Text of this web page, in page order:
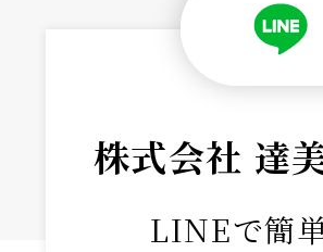
株式会社 達
LINEで簡